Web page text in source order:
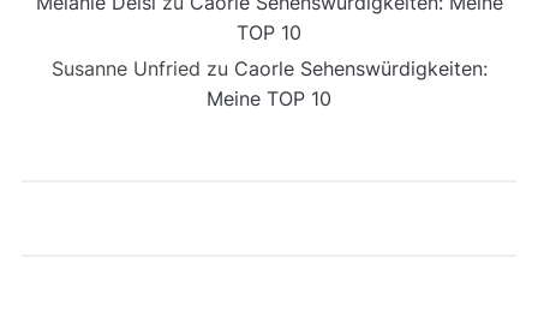
TOP 10
Susanne Unfried zu Caorle Sehenswürdigkeiten:
Meine TOP 10